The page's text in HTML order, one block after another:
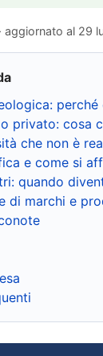
aggiornato al 29
privato: cosa
che non è
e come si
quando
di marchi e